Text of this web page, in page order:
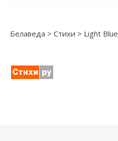
Белаведа > Стихи > Light Blue